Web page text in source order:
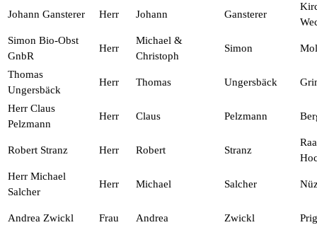
Johann Gansterer Herr Johann Gansterer
Simon Bio-Obst
GnbR
Herr
Michael &
Christoph
Simon
Thomas
Ungersbäck
Herr Thomas Ungersbäck
Herr Claus
Pelzmann
Herr Claus Pelzmann
Robert Stranz Herr Robert Stranz
Herr Michael
Salcher
Herr Michael Salcher
Andrea Zwickl Frau Andrea Zwickl